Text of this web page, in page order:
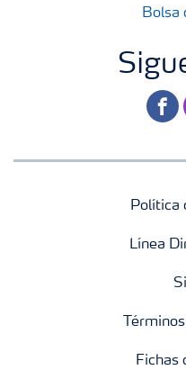
Bolsa
Política
Línea
Fichas